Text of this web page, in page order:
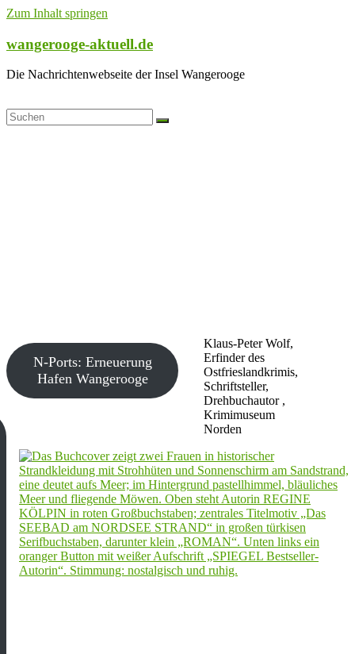
Zum Inhalt springen
wangerooge-aktuell.de
Die Nachrichtenwebseite der Insel Wangerooge
Klaus-Peter Wolf,
Erfinder des
Ostfrieslandkrimis,
Schriftsteller,
Drehbuchautor ,
Krimimuseum
Norden
N-Ports: Erneuerung
Hafen Wangerooge